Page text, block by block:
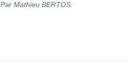
Par Mathieu BERTOS